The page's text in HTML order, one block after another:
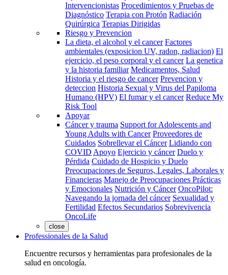
Intervencionistas Procedimientos y Pruebas de
Diagnóstico Terapia con Protón Radiación
Quirúrgica Terapias Dirigidas
Riesgo y Prevencion
La dieta, el alcohol y el cancer Factores
ambientales (exposicion UV, radon, radiacion) El
ejercicio, el peso corporal y el cancer La genetica
y la historia familiar Medicamentos, Salud
Historia y el riesgo de cancer Prevencion y
deteccion Historia Sexual y Virus del Papiloma
Humano (HPV) El fumar y el cancer Reduce My
Risk Tool
Apoyar
Cáncer y trauma Support for Adolescents and
Young Adults with Cancer Proveedores de
Cuidados Sobrellevar el Cáncer Lidiando con
COVID Apoyo Ejercicio y cáncer Duelo y
Pérdida Cuidado de Hospicio y Duelo
Preocupaciones de Seguros, Legales, Laborales y
Financieras Manejo de Preocupaciones Prácticas
y Emocionales Nutrición y Cáncer OncoPilot:
Navegando la jornada del cáncer Sexualidad y
Fertilidad Efectos Secundarios Sobrevivencia
OncoLife
close
Professionales de la Salud
Encuentre recursos y herramientas para profesionales de la
salud en oncología.